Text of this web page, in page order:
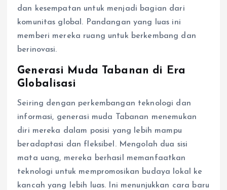
dan kesempatan untuk menjadi bagian dari
komunitas global. Pandangan yang luas ini
memberi mereka ruang untuk berkembang dan
berinovasi.
Generasi Muda Tabanan di Era
Globalisasi
Seiring dengan perkembangan teknologi dan
informasi, generasi muda Tabanan menemukan
diri mereka dalam posisi yang lebih mampu
beradaptasi dan fleksibel. Mengolah dua sisi
mata uang, mereka berhasil memanfaatkan
teknologi untuk mempromosikan budaya lokal ke
kancah yang lebih luas. Ini menunjukkan cara baru